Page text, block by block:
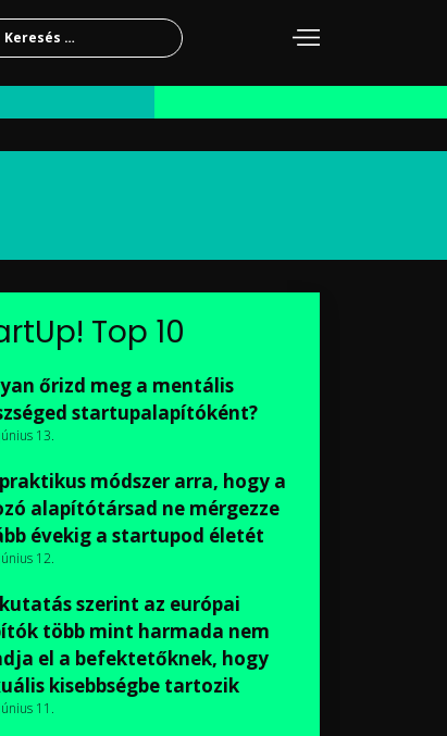
Keresés:
Top 10
őrizd meg a mentális
startupalapítóként?
13.
módszer arra, hogy a
alapítótársad ne mérgezze
évekig a startupod életét
12.
szerint az európai
több mint harmada nem
el a befektetőknek, hogy
kisebbségbe tartozik
11.